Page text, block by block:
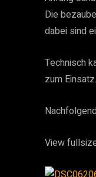
Die
dabei sind
Technisch
zum Einsatz.
View